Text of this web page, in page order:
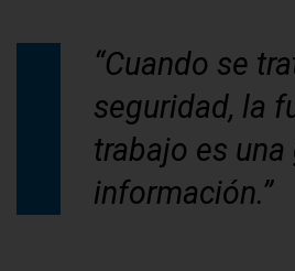
“Cuando se
seguridad, la
trabajo es
información.”